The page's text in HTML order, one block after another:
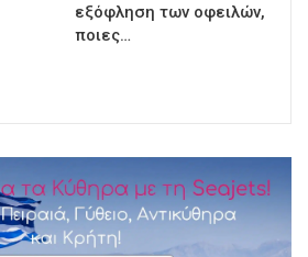
εξόφληση των οφειλών,
ποιες…